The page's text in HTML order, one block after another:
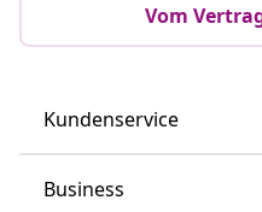
Vom
Kundenservice
Business